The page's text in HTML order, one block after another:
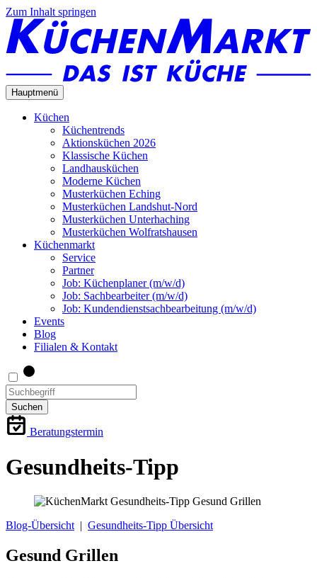
Zum Inhalt springen
Hauptmenü
Küchen
Küchentrends
Aktionsküchen 2026
Klassische Küchen
Landhausküchen
Moderne Küchen
Musterküchen Eching
Musterküchen Landshut-Nord
Musterküchen Unterhaching
Musterküchen Wolfratshausen
Küchenmarkt
Service
Partner
Job: Küchenplaner (m/w/d)
Job: Sachbearbeiter (m/w/d)
Job: Kundendienstsachbearbeitung (m/w/d)
Events
Blog
Filialen & Kontakt
Suchen
Beratungstermin
Gesundheits-Tipp
Blog-Übersicht | Gesundheits-Tipp Übersicht
Gesund Grillen